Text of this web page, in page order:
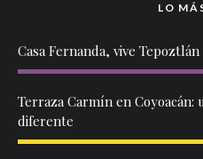
LO
Casa Fernanda, vive
Terraza Carmín en Coyoacán:
diferente